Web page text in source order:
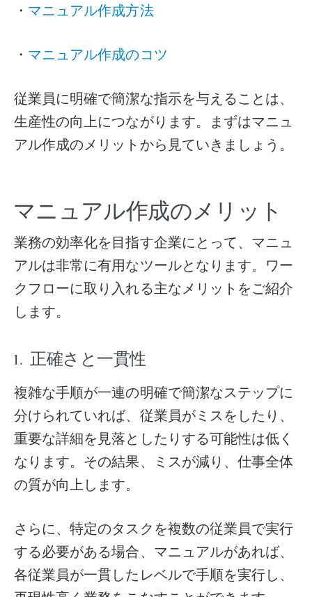
・ マニュアル作成方法
・ マニュアル作成のコツ
従業員に明確で簡潔な指示を与えることは、
生産性の向上につながります。まずはマニュ
アル作成のメリットから見ていきましょう。
マニュアル作成のメリット
業務の効率化を目指す企業にとって、マニュ
アルは非常に有用なツールとなります。ワー
クフローに取り入れる主なメリットをご紹介
します。
正確さと一貫性
複雑な手順が一連の明確で簡潔なステップに
分けられていれば、従業員がミスをしたり、
重要な詳細を見落としたりする可能性は低く
なります。その結果、ミスが減り、仕事全体
の質が向上します。
さらに、特定のタスクを複数の従業員で実行
する必要がある場合、マニュアルがあれば、
各従業員が一貫したレベルで手順を実行し、